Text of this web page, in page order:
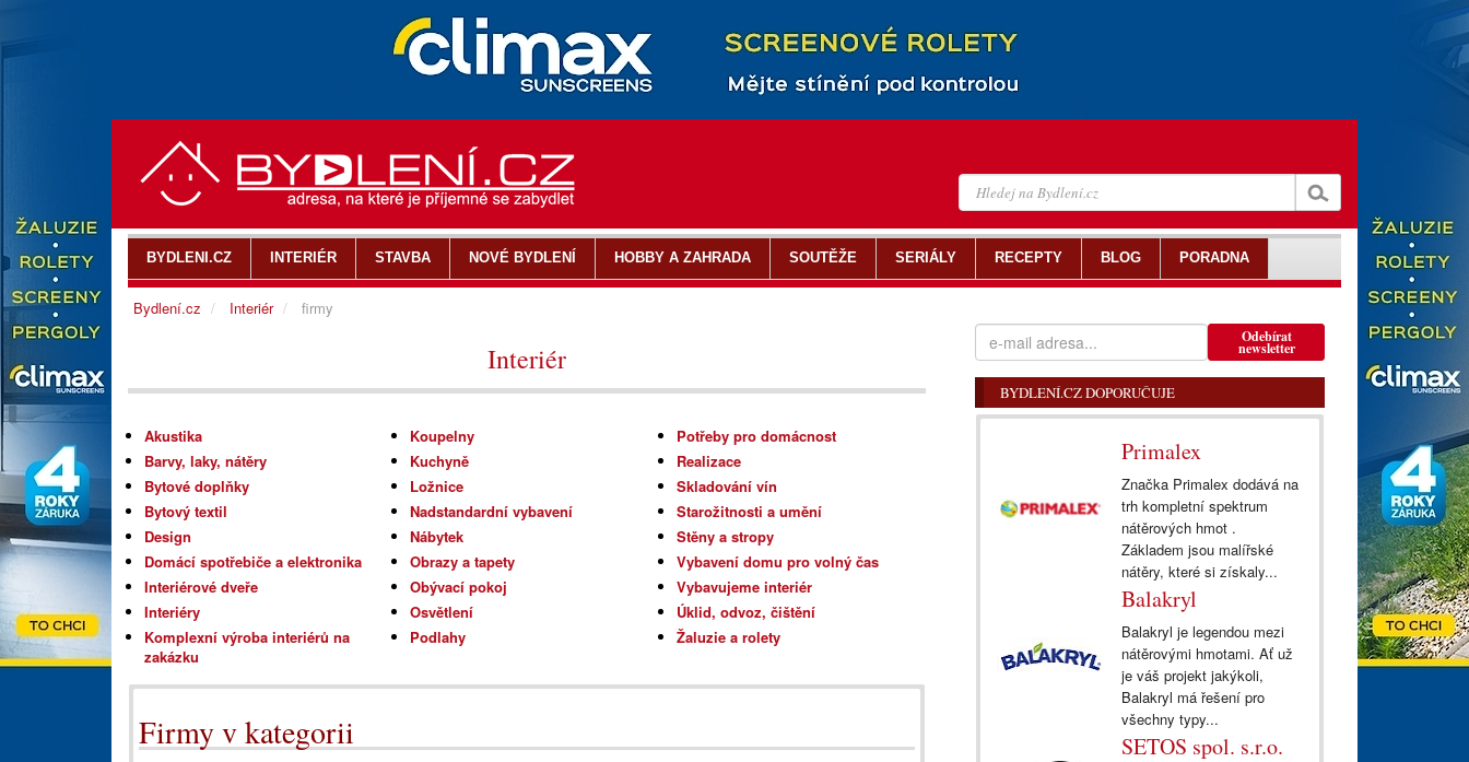
Interiér
Akustika
Barvy, laky, nátěry
Bytové doplňky
Bytový textil
Design
Domácí spotřebiče a elektronika
Interiérové dveře
Interiéry
Komplexní výroba interiérů na
zakázku
Koupelny
Kuchyně
Ložnice
Nadstandardní vybavení
Nábytek
Obrazy a tapety
Obývací pokoj
Osvětlení
Podlahy
Potřeby pro domácnost
Realizace
Skladování vín
Starožitnosti a umění
Stěny a stropy
Vybavení domu pro volný čas
Vybavujeme interiér
Úklid, odvoz, čištění
Žaluzie a rolety
Firmy v kategorii
Odebírat
newsletter
BYDLENÍ.CZ DOPORUČUJE
Primalex
Značka Primalex dodává na
trh kompletní spektrum
nátěrových hmot .
Základem jsou malířské
nátěry, které si získaly...
Balakryl
Balakryl je legendou mezi
nátěrovými hmotami. Ať už
je váš projekt jakýkoli,
Balakryl má řešení pro
všechny typy...
SETOS spol. s.r.o.
BYDLENI.CZ INTERIÉR STAVBA NOVÉ BYDLENÍ HOBBY A ZAHRADA SOUTĚŽE SERIÁLY RECEPTY BLOG PORADNA
Bydlení.cz Interiér firmy